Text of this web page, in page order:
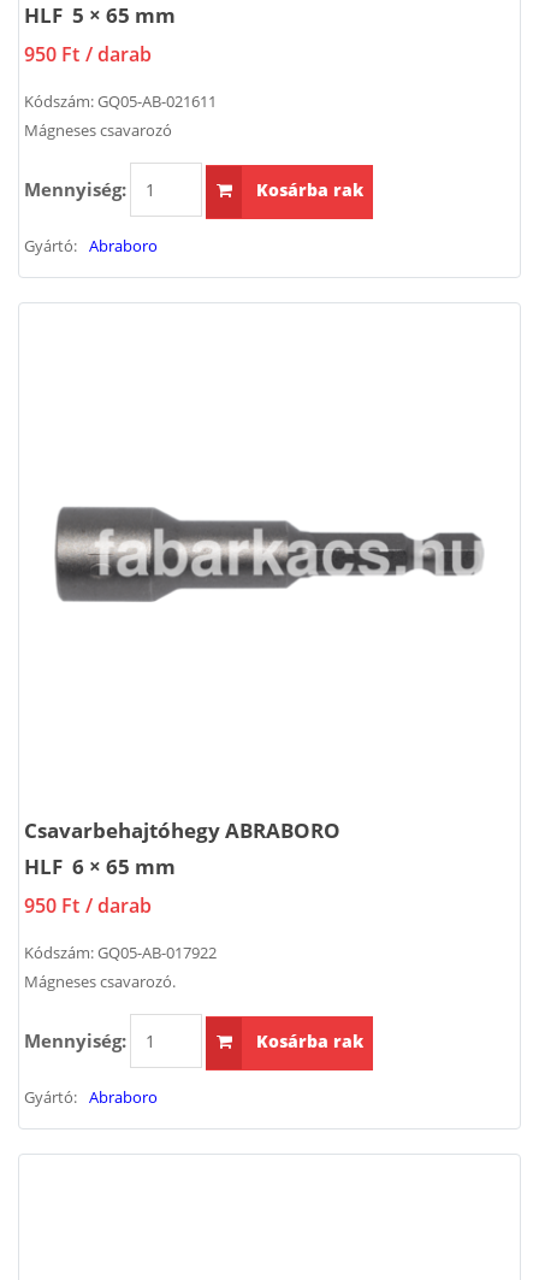
HLF 5 × 65 mm
950 Ft / darab
Kódszám:GQ05-AB-021611
Mágneses csavarozó
Mennyiség: Kosárba rak
Gyártó: Abraboro
Csavarbehajtóhegy ABRABORO
HLF 6 × 65 mm
950 Ft / darab
Kódszám:GQ05-AB-017922
Mágneses csavarozó.
Mennyiség: Kosárba rak
Gyártó: Abraboro